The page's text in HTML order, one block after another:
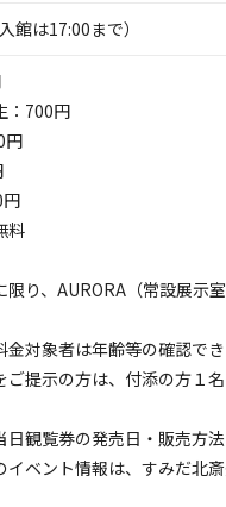
館は17:00まで）
：700円
円
料
限り、AURORA（常設展示
金対象者は年齢等の確認で
ご提示の方は、付添の方１
観覧券の発売日・販売方
イベント情報は、すみだ北